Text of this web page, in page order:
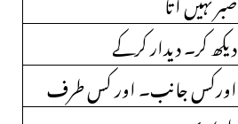
دیکھ کر۔ دیدار کرکے
اورکس جانب۔ اور کس طرف